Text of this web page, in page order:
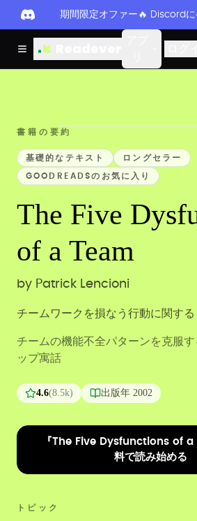
期間限定オファー🔥 Discord
書籍の要約
基礎的なテキスト ロングセラー
GOODREADSのお気に入り
The Five
of a Team
by Patrick Lencioni
チームワークを損なう行動に関す
チームの機能不全パターンを克服
ップ寓話
4.6(8.5k) 出版年 2002
『The Five Dysfunctions of a
料で読み始める
トピック